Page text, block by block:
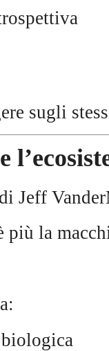
sugli
di Jeff
più la